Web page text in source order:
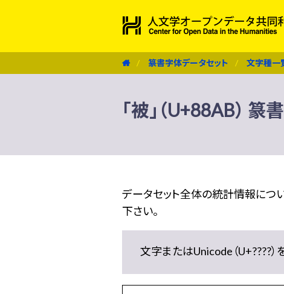
篆書字体データセット 文字種一
「被」（U+88AB）
データセット全体の統計情報につい
下さい。
文字またはUnicode（U+????）